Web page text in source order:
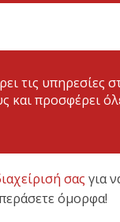
τις υπηρεσίες
προσφέρει
σας για
όμορφα!